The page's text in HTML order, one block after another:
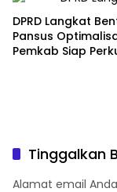
DPRD Langkat
Pansus
Pemkab Siap
Tinggalkan
Alamat email